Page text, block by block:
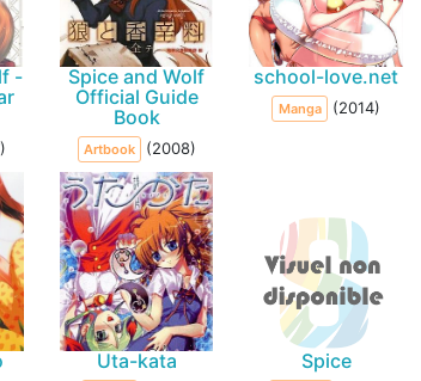
-
Spice and Wolf
Official Guide
Book
Artbook (2008)
school-love.net
Manga (2014)
Uta-kata Spice